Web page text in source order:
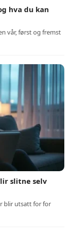
hva du kan
vår, først og fremst
slitne selv
blir utsatt for for